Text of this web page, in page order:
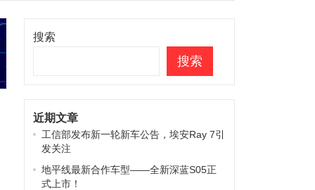
搜索
搜索
近期文章
工信部发布新一轮新车公告，埃安Ray 7引
发关注
地平线最新合作车型——全新深蓝S05正
式上市！